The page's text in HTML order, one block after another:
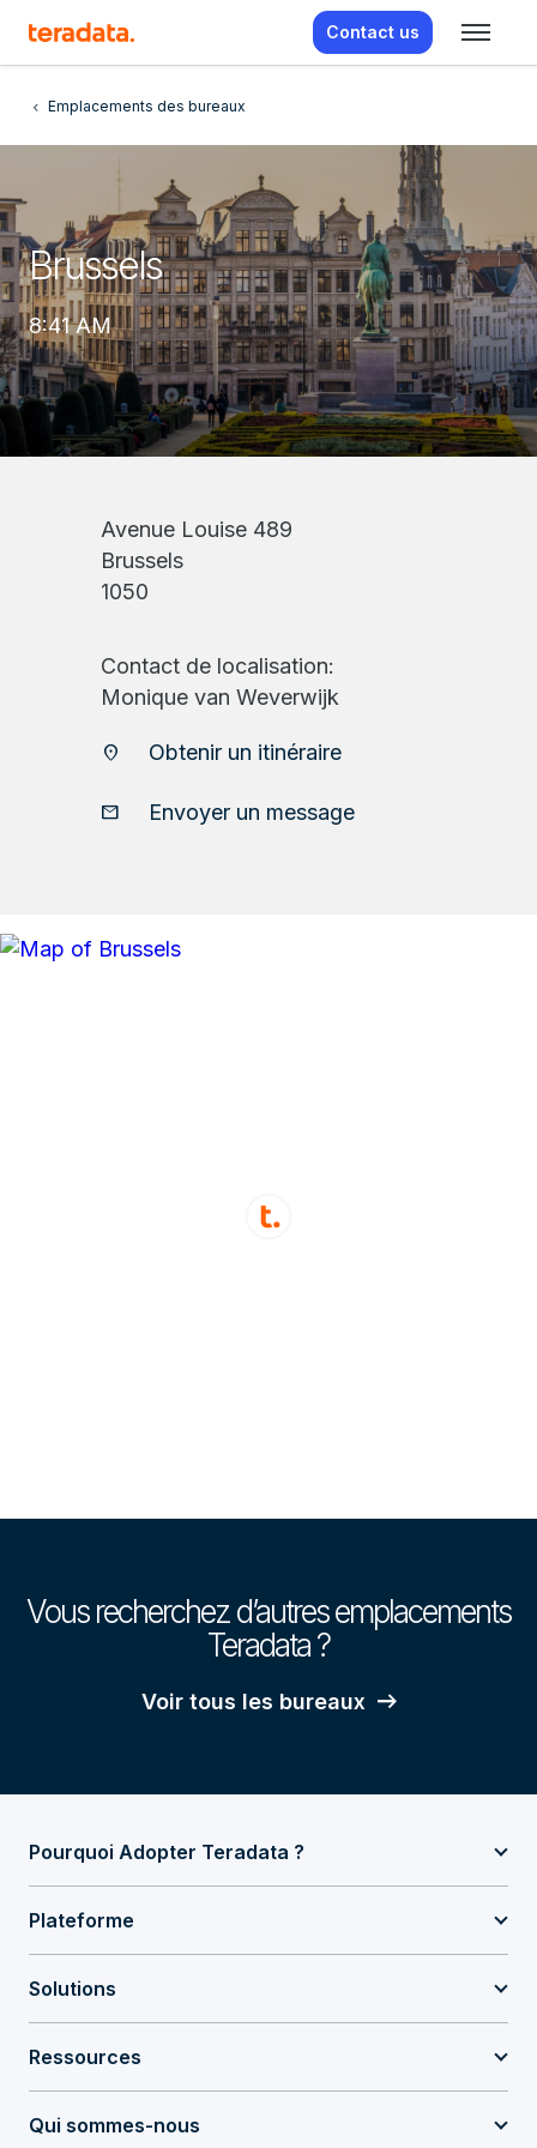
Contact us
Emplacements des bureaux
Brussels
8:41 AM
Avenue Louise 489
Brussels
1050
Contact de localisation:
Monique van Weverwijk
location_on Obtenir un itinéraire
email Envoyer un message
Vous recherchez d’autres emplacements
Teradata ?
Voir tous les bureaux
Pourquoi Adopter Teradata ?
Plateforme
Solutions
Ressources
Qui sommes-nous